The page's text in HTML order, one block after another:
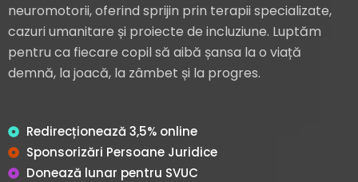
neuromotorii, oferind sprijin prin terapii specializate,
cazuri umanitare și proiecte de incluziune. Luptăm
pentru ca fiecare copil să aibă șansa la o viață
demnă, la joacă, la zâmbet și la progres.
Redirecționează 3,5% online
Sponsorizări Persoane Juridice
Donează lunar pentru SVUC